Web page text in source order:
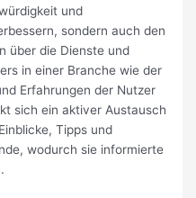
und
sondern auch den
über die Dienste und
in einer Branche wie der
Erfahrungen der Nutzer
sich ein aktiver Austausch
Tipps und
wodurch sie informierte